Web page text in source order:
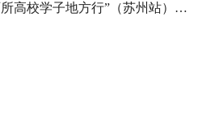
教育部2026年“百所高校学子地方行”（苏州站）活动在江苏昆山举行